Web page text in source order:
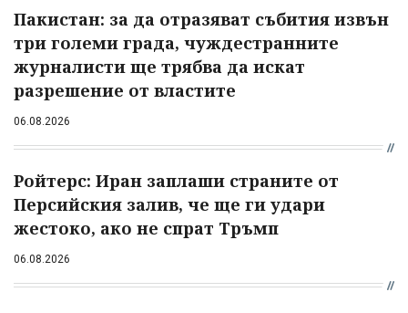
Пакистан: за да отразяват събития извън
три големи града, чуждестранните
журналисти ще трябва да искат
разрешение от властите
06.08.2026
Ройтерс: Иран заплаши страните от
Персийския залив, че ще ги удари
жестоко, ако не спрат Тръмп
06.08.2026